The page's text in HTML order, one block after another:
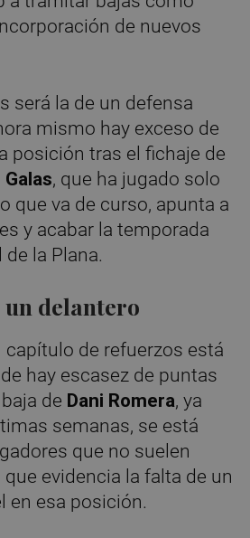
de nuevos
será la de un defensa
mismo hay exceso de
posición tras el fichaje de
, que ha jugado solo
que va de curso, apunta a
y acabar la temporada
de la Plana.
delantero
capítulo de refuerzos está
hay escasez de puntas
de Dani Romera, ya
semanas, se está
que no suelen
que evidencia la falta de un
en esa posición.